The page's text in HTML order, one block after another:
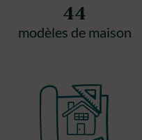
44
modèles de maison